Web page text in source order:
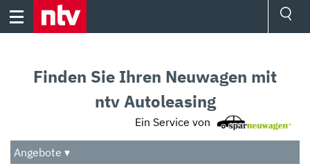
Skip
Audio
Das Beste
Finden Sie Ihren Neuwagen mit
ntv Autoleasing
Ein Service von
Angebote ▾